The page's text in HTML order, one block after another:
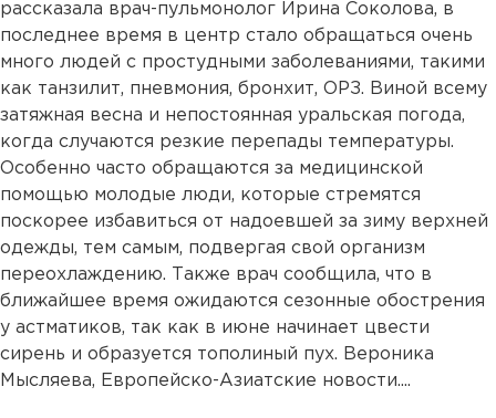
рассказала врач-пульмонолог Ирина Соколова, в
последнее время в центр стало обращаться очень
много людей с простудными заболеваниями, такими
как танзилит, пневмония, бронхит, ОРЗ. Виной всему
затяжная весна и непостоянная уральская погода,
когда случаются резкие перепады температуры.
Особенно часто обращаются за медицинской
помощью молодые люди, которые стремятся
поскорее избавиться от надоевшей за зиму верхней
одежды, тем самым, подвергая свой организм
переохлаждению. Также врач сообщила, что в
ближайшее время ожидаются сезонные обострения
у астматиков, так как в июне начинает цвести
сирень и образуется тополиный пух. Вероника
Мысляева, Европейско-Азиатские новости....